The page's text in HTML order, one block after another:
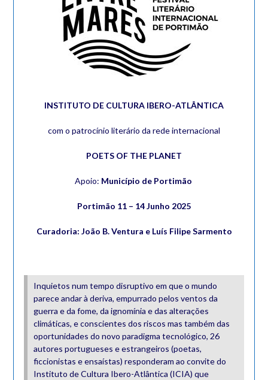
INSTITUTO DE CULTURA IBERO-ATLÂNTICA
com o patrocínio literário da rede internacional
POETS OF THE PLANET
Apoio: Município de Portimão
Portimão 11 – 14 Junho 2025
Curadoria: João B. Ventura e Luís Filipe Sarmento
Inquietos num tempo disruptivo em que o mundo
parece andar à deriva, empurrado pelos ventos da
guerra e da fome, da ignomínia e das alterações
climáticas, e conscientes dos riscos mas também das
oportunidades do novo paradigma tecnológico, 26
autores portugueses e estrangeiros (poetas,
ficcionistas e ensaístas) responderam ao convite do
Instituto de Cultura Ibero-Atlântica (ICIA) que